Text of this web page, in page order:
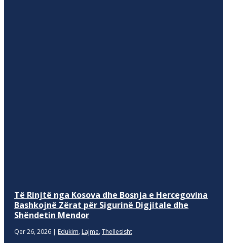
Të Rinjtë nga Kosova dhe Bosnja e Hercegovina
Bashkojnë Zërat për Sigurinë Digjitale dhe
Shëndetin Mendor
Qer 26, 2026 | Edukim, Lajme, Thellesisht